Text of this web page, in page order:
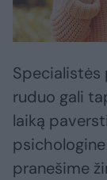
Specialistės
ruduo gali
laiką
pranešime